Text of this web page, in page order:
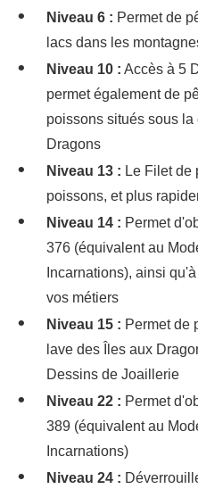
Niveau 6 : Permet de
lacs dans les
Niveau 10 : Accès à 5
permet également de
poissons situés sous
Dragons
Niveau 13 : Le Filet de
poissons, et plus
Niveau 14 : Permet
376 (équivalent au
Incarnations), ainsi
vos métiers
Niveau 15 : Permet de
lave des Îles aux
Dessins de Joaillerie
Niveau 22 : Permet
389 (équivalent au
Incarnations)
Niveau 24 :